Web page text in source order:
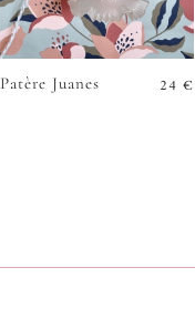
Patère Juanes 24 €